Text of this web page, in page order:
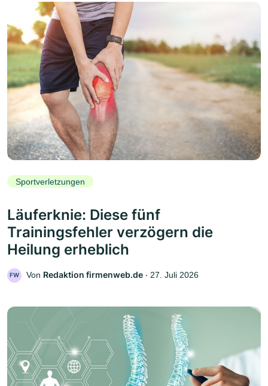
Sportverletzungen
Läuferknie: Diese fünf
Trainingsfehler verzögern die
Heilung erheblich
FW Von Redaktion firmenweb.de ‧ 27. Juli 2026